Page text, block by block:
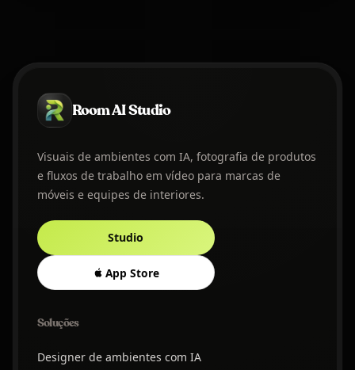
Room AI Studio
Visuais de ambientes com IA, fotografia de produtos
e fluxos de trabalho em vídeo para marcas de
móveis e equipes de interiores.
Studio
App Store
Soluções
Designer de ambientes com IA